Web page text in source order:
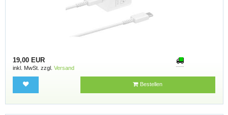
19,00 EUR
inkl. MwSt. zzgl. Versand
Bestellen